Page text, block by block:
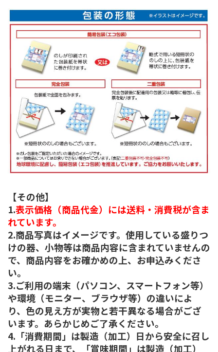
【その他】
1.表示価格（商品代金）には送料・消費税が含ま
れています。
2.商品写真はイメージです。使用している盛りつ
けの器、小物等は商品内容に含まれていませんの
で、商品内容をお確かめの上、お申込みくださ
い。
3.ご利用の端末（パソコン、スマートフォン等）
や環境（モニター、ブラウザ等）の違いによ
り、色の見え方が実物と若干異なる場合がござ
います。あらかじめご了承ください。
4.「消費期間」は製造（加工）日から安全に召し
上がれる日まで、「賞味期間」は製造（加工）